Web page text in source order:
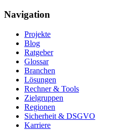
Navigation
Projekte
Blog
Ratgeber
Glossar
Branchen
Lösungen
Rechner & Tools
Zielgruppen
Regionen
Sicherheit & DSGVO
Karriere